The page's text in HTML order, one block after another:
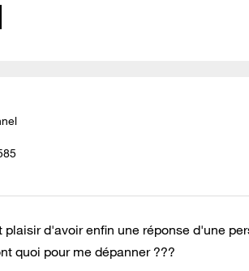
d'avoir enfin une réponse d'une
quoi pour me dépanner ???